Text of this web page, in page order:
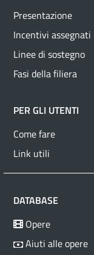
Presentazione
Incentivi assegnati
Linee di sostegno
Fasi della filiera
PER GLI UTENTI
Come fare
Link utili
DATABASE
Opere
Aiuti alle opere